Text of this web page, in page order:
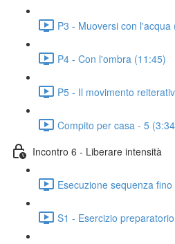
P3 - Muoversi con l'acqua
P4 - Con l'ombra (11:45)
P5 - Il movimento
Compito per casa - 5
Incontro 6 - Liberare intensità
Esecuzione sequenza
S1 - Esercizio